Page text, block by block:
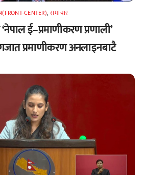
CENTER),समाचार
‘नेपाल ई–प्रमाणीकरण प्रणाली’
प्रमाणीकरण अनलाइनबाटै